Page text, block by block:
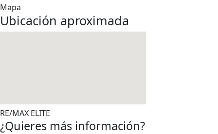
Mapa
Ubicación aproximada
RE/MAX ELITE
¿Quieres más información?